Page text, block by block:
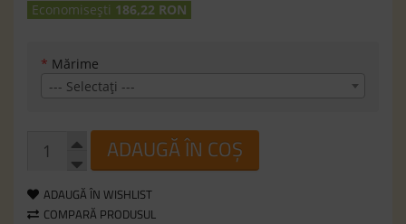
Economisești 186,22 RON
* Mărime
--- Selectaţi ---
ADAUGĂ ÎN COȘ
ADAUGĂ ÎN WISHLIST
COMPARĂ PRODUSUL